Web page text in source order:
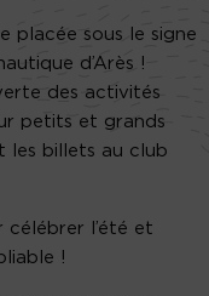
placée sous le signe
d’Arès !
des activités
petits et grands
les billets au club
célébrer l’été et
!